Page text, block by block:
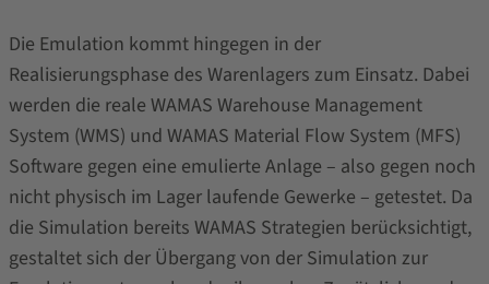
Die Emulation kommt hingegen in der
Realisierungsphase des Warenlagers zum Einsatz. Dabei
werden die reale WAMAS Warehouse Management
System (WMS) und WAMAS Material Flow System (MFS)
Software gegen eine emulierte Anlage – also gegen noch
nicht physisch im Lager laufende Gewerke – getestet. Da
die Simulation bereits WAMAS Strategien berücksichtigt,
gestaltet sich der Übergang von der Simulation zur